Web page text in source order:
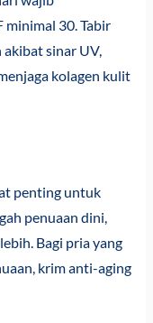
minimal 30. Tabir
sinar UV,
kolagen kulit
penting untuk
penuaan dini,
Bagi pria yang
krim anti-aging